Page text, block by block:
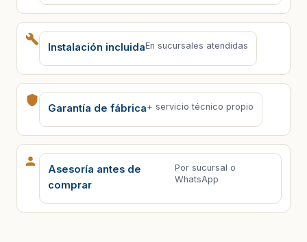
Instalación incluidaEn sucursales atendidas
Garantía de fábrica+ servicio técnico propio
Asesoría antes de
comprar
Por sucursal o
WhatsApp